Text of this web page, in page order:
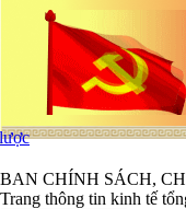
BAN CHÍNH SÁCH,
Trang thông tin kinh tế